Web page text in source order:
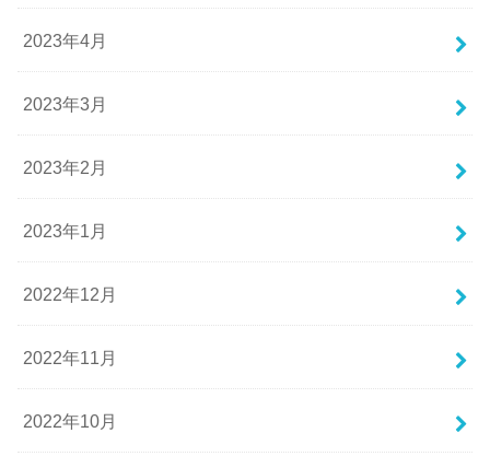
2023年4月
2023年3月
2023年2月
2023年1月
2022年12月
2022年11月
2022年10月